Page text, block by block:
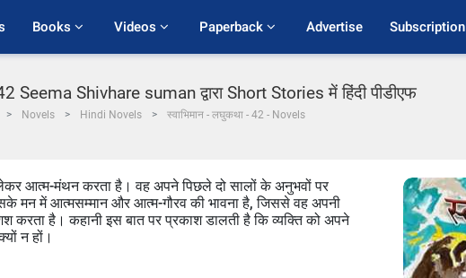
Books Videos Paperback Advertise Subscription
Seema Shivhare suman द्वारा Short Stories में हिंदी पीडीएफ
Novels Hindi Novels स्वाभिमान - लघुकथा - 42 - Novels
लेकर आत्म-मंथन करता है। वह अपने पिछले दो सालों के अनुभवों पर
मन में आत्मसम्मान और आत्म-गौरव की भावना है, जिससे वह अपनी
करता है। कहानी इस बात पर प्रकाश डालती है कि व्यक्ति को अपने
न हों।